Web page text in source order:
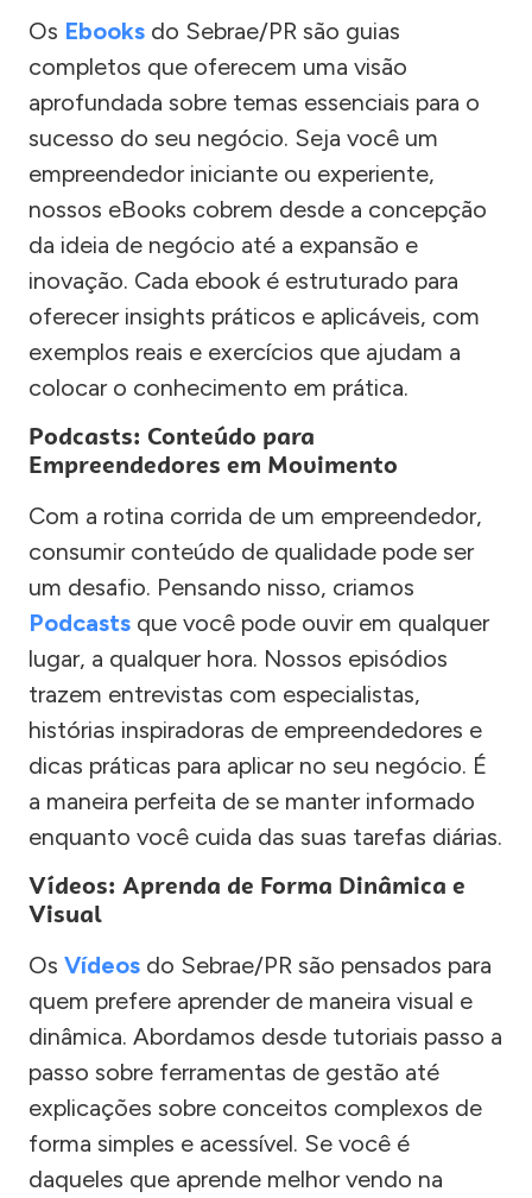
Os Ebooks do Sebrae/PR são guias
completos que oferecem uma visão
aprofundada sobre temas essenciais para o
sucesso do seu negócio. Seja você um
empreendedor iniciante ou experiente,
nossos eBooks cobrem desde a concepção
da ideia de negócio até a expansão e
inovação. Cada ebook é estruturado para
oferecer insights práticos e aplicáveis, com
exemplos reais e exercícios que ajudam a
colocar o conhecimento em prática.
Podcasts: Conteúdo para
Empreendedores em Movimento
Com a rotina corrida de um empreendedor,
consumir conteúdo de qualidade pode ser
um desafio. Pensando nisso, criamos
Podcasts que você pode ouvir em qualquer
lugar, a qualquer hora. Nossos episódios
trazem entrevistas com especialistas,
histórias inspiradoras de empreendedores e
dicas práticas para aplicar no seu negócio. É
a maneira perfeita de se manter informado
enquanto você cuida das suas tarefas diárias.
Vídeos: Aprenda de Forma Dinâmica e
Visual
Os Vídeos do Sebrae/PR são pensados para
quem prefere aprender de maneira visual e
dinâmica. Abordamos desde tutoriais passo a
passo sobre ferramentas de gestão até
explicações sobre conceitos complexos de
forma simples e acessível. Se você é
daqueles que aprende melhor vendo na